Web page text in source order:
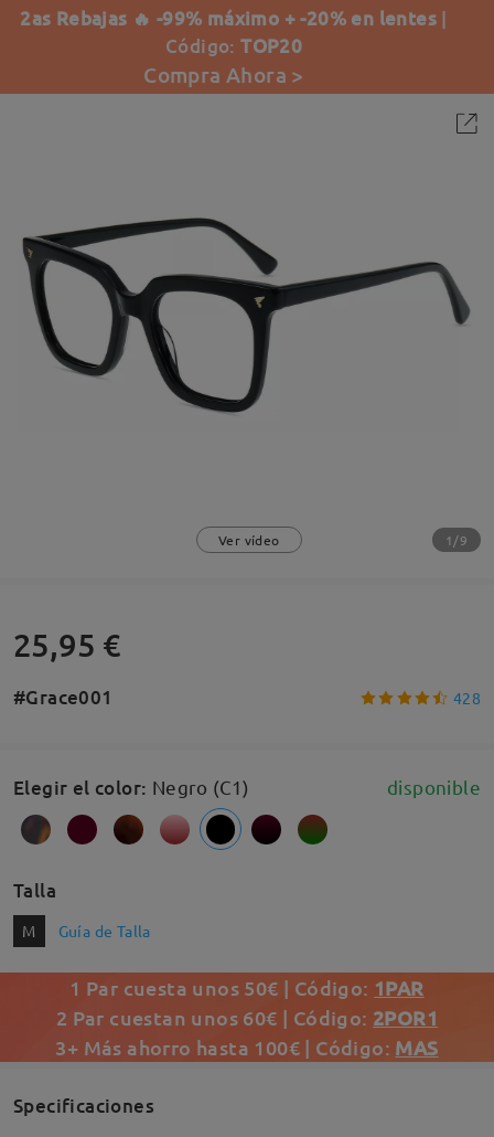
2as Rebajas 🔥 -99% máximo + -20% en lentes |
Código:TOP20
Compra Ahora >
Ver vídeo 1/9
25,95 €
#Grace001 428
Elegir el color: Negro (C1) disponible
Talla
M Guía de Talla
1 Par cuesta unos 50€ | Código: 1PAR
2 Par cuestan unos 60€ | Código: 2POR1
3+ Más ahorro hasta 100€ | Código: MAS
Specificaciones